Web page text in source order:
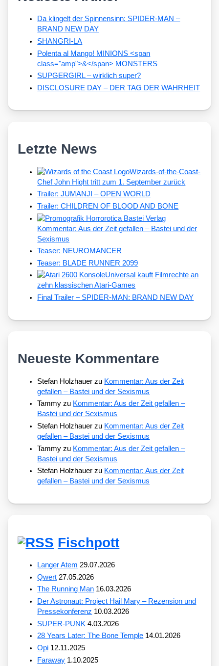
Da klingelt der Spinnensinn: SPIDER-MAN –
BRAND NEW DAY
SHANGRI-LA
Polenta al Mango! MINIONS <span
class="amp">&</span> MONSTERS
SUPGERGIRL – wirklich super?
DISCLOSURE DAY – DER TAG DER WAHRHEIT
Letzte News
Wizards-of-the-Coast-
Chef John Hight tritt zum 1. September zurück
Trailer: JUMANJI – OPEN WORLD
Trailer: CHILDREN OF BLOOD AND BONE
Kommentar: Aus der Zeit gefallen – Bastei und der
Sexismus
Teaser: NEUROMANCER
Teaser: BLADE RUNNER 2099
Universal kauft Filmrechte an
zehn klassischen Atari-Games
Final Trailer – SPIDER-MAN: BRAND NEW DAY
Neueste Kommentare
Stefan Holzhauer zu Kommentar: Aus der Zeit
gefallen – Bastei und der Sexismus
Tammy zu Kommentar: Aus der Zeit gefallen –
Bastei und der Sexismus
Stefan Holzhauer zu Kommentar: Aus der Zeit
gefallen – Bastei und der Sexismus
Tammy zu Kommentar: Aus der Zeit gefallen –
Bastei und der Sexismus
Stefan Holzhauer zu Kommentar: Aus der Zeit
gefallen – Bastei und der Sexismus
Fischpott
Langer Atem 29.07.2026
Qwert 27.05.2026
The Running Man 16.03.2026
Der Astronaut: Project Hail Mary – Rezension und
Pressekonferenz 10.03.2026
SUPER-PUNK 4.03.2026
28 Years Later: The Bone Temple 14.01.2026
Opi 12.11.2025
Faraway 1.10.2025